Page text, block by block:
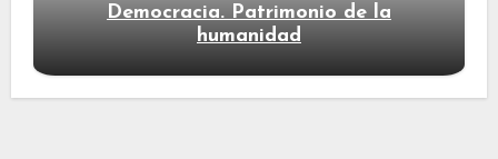
Democracia. Patrimonio de la
humanidad